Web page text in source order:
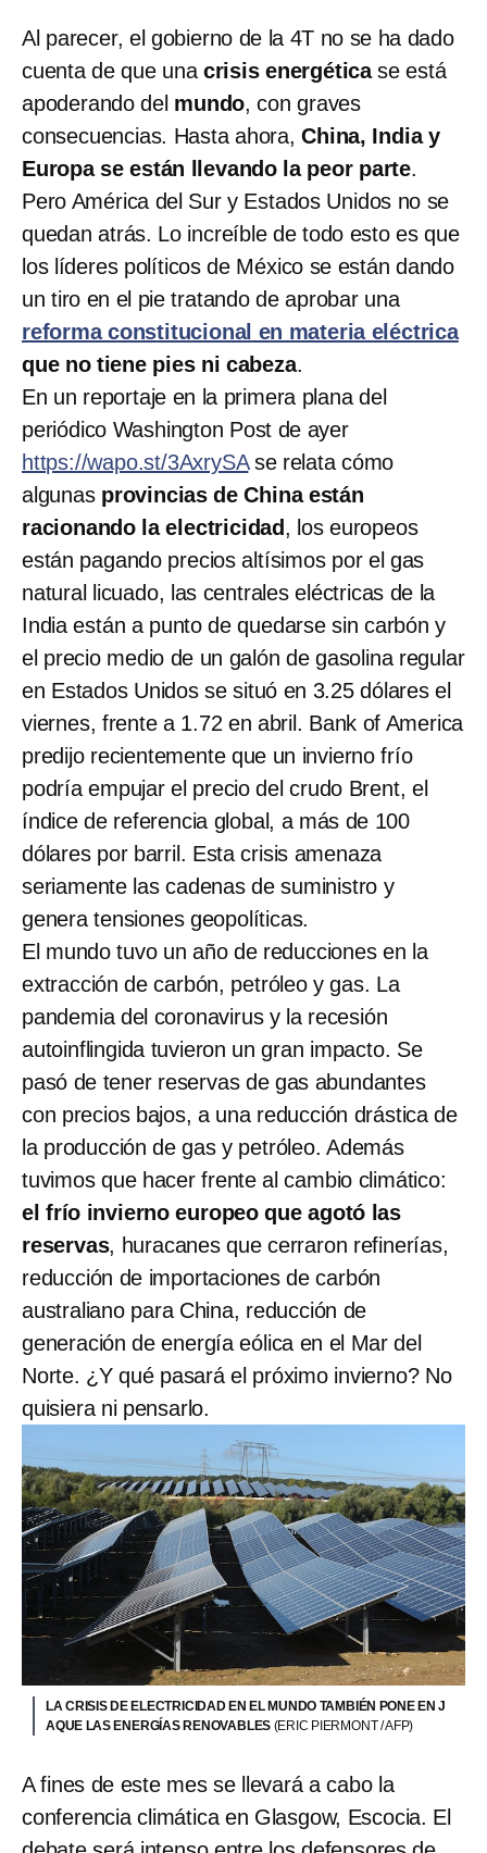
Al parecer, el gobierno de la 4T no se ha dado
cuenta de que una crisis energéticase está
apoderando del mundo, con graves
consecuencias. Hasta ahora,China, India y
Europa se están llevando la peor parte.
Pero América del Sur y Estados Unidos no se
quedan atrás. Lo increíble de todo esto es que
los líderes políticos de México se están dando
un tiro en el pie tratando de aprobar una
reforma constitucional en materia eléctrica
que no tiene pies ni cabeza.
En un reportaje en la primera plana del
periódico Washington Post de ayer
https://wapo.st/3AxrySAse relata cómo
algunasprovincias de China están
racionando la electricidad , los europeos
están pagando precios altísimos por el gas
natural licuado, las centrales eléctricas de la
India están a punto de quedarse sin carbón y
el precio medio de un galón de gasolina regular
en Estados Unidos se situó en 3.25 dólares el
viernes, frente a 1.72 en abril. Bank of America
predijo recientemente que un invierno frío
podría empujar el precio del crudo Brent, el
índice de referencia global, a más de 100
dólares por barril. Esta crisis amenaza
seriamente las cadenas de suministro y
genera tensiones geopolíticas.
El mundo tuvo un año de reducciones en la
extracción de carbón, petróleo y gas. La
pandemia del coronavirus y la recesión
autoinflingida tuvieron un gran impacto. Se
pasó de tener reservas de gas abundantes
con precios bajos, a una reducción drástica de
la producción de gas y petróleo. Además
tuvimos que hacer frente al cambio climático:
el frío invierno europeo que agotó las
reservas, huracanes que cerraron refinerías,
reducción de importaciones de carbón
australiano para China, reducción de
generación de energía eólica en el Mar del
Norte. ¿Y qué pasará el próximo invierno? No
quisiera ni pensarlo.
LA CRISIS DE ELECTRICIDAD EN EL MUNDO TAMBIÉN PONE EN J
AQUE LAS ENERGÍAS RENOVABLES (ERIC PIERMONT / AFP)
A fines de este mes se llevará a cabo la
conferencia climática en Glasgow, Escocia. El